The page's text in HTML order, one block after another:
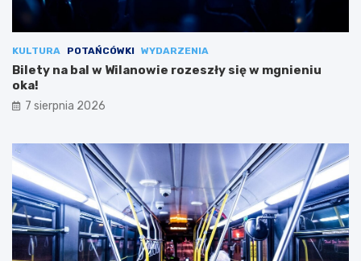
KULTURA POTAŃCÓWKI WYDARZENIA
Bilety na bal w Wilanowie rozeszły się w mgnieniu
oka!
7 sierpnia 2026